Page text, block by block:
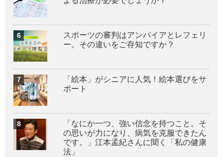
スポーツの審判はアンパイアとレフェリ
ー。その違いをご存知ですか？
「絵本」がシニアに人気！絵本選びをサ
ポート
「なにか一つ、強い信念を持つこと。そ
の思いが力になり、病気を克服できたん
です。」江本孟紀さんに聞く「私の健康
法」